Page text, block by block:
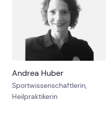
Andrea Huber
Sportwissenschaftlerin,
Heilpraktikerin